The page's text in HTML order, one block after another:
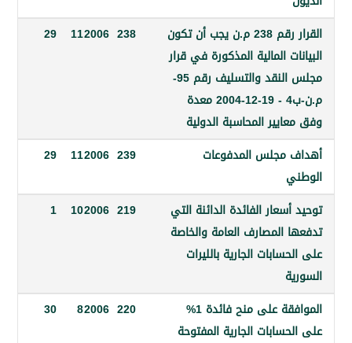
القرار رقم 238 م.ن يجب أن تكون
المالية المذكورة في قرار
مجلس النقد والتسليف رقم 95-
م.ن-ب4 - 19-12-2004 معدة
المحاسبة الدولية
238
2006
11
29
المدفوعات
11
29
الفائدة الدائنة التي
المصارف العامة والخاصة
الجارية بالليرات
219
10
1
الموافقة على منح فائدة 1%
الجارية المفتوحة
220
30